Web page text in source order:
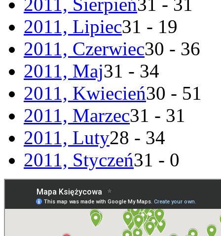
2011, Lipiec31 - 19
2011, Czerwiec30 - 36
2011, Maj31 - 34
2011, Kwiecień30 - 51
2011, Marzec31 - 31
2011, Luty28 - 34
2011, Styczeń31 - 0